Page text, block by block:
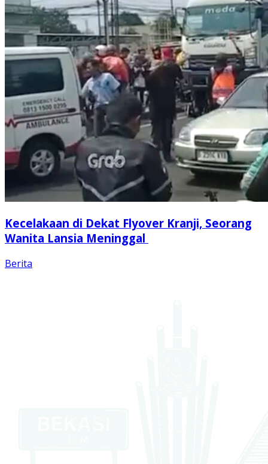
Kecelakaan di Dekat Flyover Kranji, Seorang
Wanita Lansia Meninggal
Berita